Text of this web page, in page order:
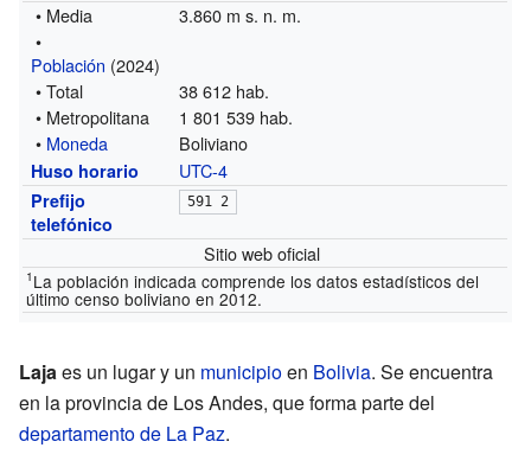
• Media
3.860 m s. n. m.
•
Población (2024)
• Total
38 612 hab.
• Metropolitana
1 801 539 hab.
• Moneda Boliviano
Huso horario UTC-4
Prefijo
telefónico
591 2
Sitio web oficial
1 La población indicada comprende los datos estadísticos del
último censo boliviano en 2012.
Lajaes un lugar y un municipioen Bolivia. Se encuentra
en la provincia de Los Andes, que forma parte del
departamento de La Paz.